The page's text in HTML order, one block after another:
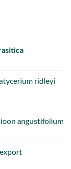
ridleyi
angustifolium